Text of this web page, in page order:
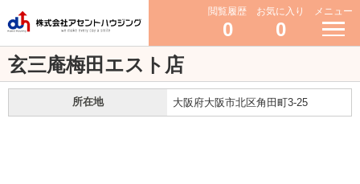
閲覧履歴
0
お気に入り
0
メニュー
玄三庵梅田エスト店
所在地 大阪府大阪市北区角田町3-25